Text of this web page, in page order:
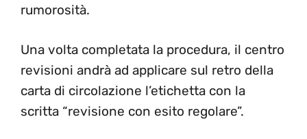
rumorosità.
Una volta completata la procedura, il centro
revisioni andrà ad applicare sul retro della
carta di circolazione l’etichetta con la
scritta “revisione con esito regolare”.